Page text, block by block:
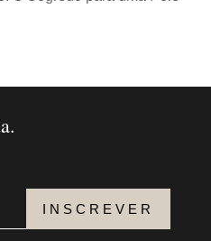
INSCREVER